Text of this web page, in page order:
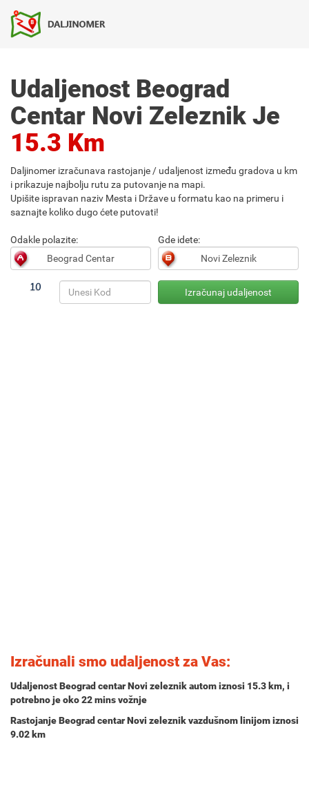
Udaljenost Beograd
Centar Novi Zeleznik Je
15.3 Km
Daljinomer izračunava rastojanje / udaljenost između gradova u km
i prikazuje najbolju rutu za putovanje na mapi.
Upišite ispravan naziv Mesta i Države u formatu kao na primeru i
saznajte koliko dugo ćete putovati!
Odakle polazite: Gde idete:
Izračunali smo udaljenost za Vas:
Udaljenost Beograd centar Novi zeleznik autom iznosi 15.3 km, i
potrebno je oko22 minsvožnje
Rastojanje Beograd centar Novi zeleznik vazdušnom linijom iznosi
9.02 km